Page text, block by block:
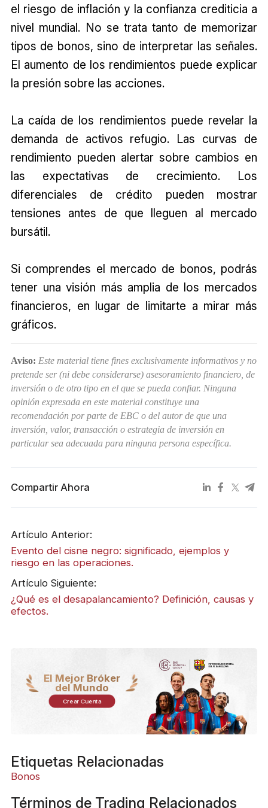
el riesgo de inflación y la confianza crediticia a
nivel mundial. No se trata tanto de memorizar
tipos de bonos, sino de interpretar las señales.
El aumento de los rendimientos puede explicar
la presión sobre las acciones.
La caída de los rendimientos puede revelar la
demanda de activos refugio. Las curvas de
rendimiento pueden alertar sobre cambios en
las expectativas de crecimiento. Los
diferenciales de crédito pueden mostrar
tensiones antes de que lleguen al mercado
bursátil.
Si comprendes el mercado de bonos, podrás
tener una visión más amplia de los mercados
financieros, en lugar de limitarte a mirar más
gráficos.
Aviso: Este material tiene fines exclusivamente informativos y no
pretende ser (ni debe considerarse) asesoramiento financiero, de
inversión o de otro tipo en el que se pueda confiar. Ninguna
opinión expresada en este material constituye una
recomendación por parte de EBC o del autor de que una
inversión, valor, transacción o estrategia de inversión en
particular sea adecuada para ninguna persona específica.
Compartir Ahora
Artículo Anterior:
Evento del cisne negro: significado, ejemplos y
riesgo en las operaciones.
Artículo Siguiente:
¿Qué es el desapalancamiento? Definición, causas y
efectos.
El Mejor Bróker
del Mundo
Crear Cuenta
Etiquetas Relacionadas
Bonos
Términos de Trading Relacionados